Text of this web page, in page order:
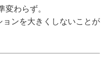
変わらず。
ョンを大きくしないことが